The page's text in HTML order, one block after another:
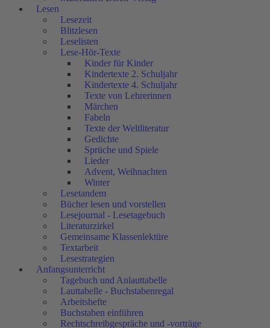
Lesen
Lesezeit
Blitzlesen
Leselisten
Lese-Hör-Texte
Kinder für Kinder
Kindertexte 2. Schuljahr
Kindertexte 4. Schuljahr
Texte von Lehrerinnen
Märchen
Fabeln
Texte der Weltliteratur
Gedichte
Sprüche und Spiele
Lieder
Advent, Weihnachten
Winter
Lesetandem
Bücher lesen und vorstellen
Lesejournal - Lesetagebuch
Literaturzirkel
Gemeinsame Klassenlektüre
Textarbeit
Lesestrategien
Anfangsunterricht
Tagebuch und Anlauttabelle
Lauttabelle - Buchstabenregal
Arbeitshefte
Buchstaben einführen
Rechtschreibgespräche und -vorträge